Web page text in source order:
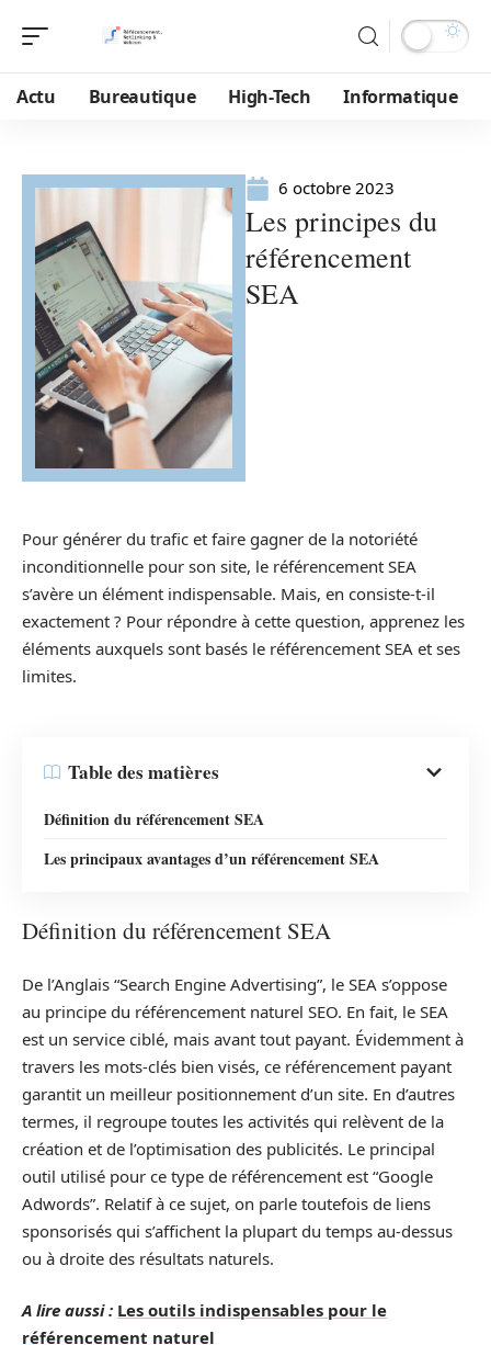
Actu Bureautique High-Tech Informatique
6 octobre 2023
Les principes du
référencement
SEA
Pour générer du trafic et faire gagner de la notoriété
inconditionnelle pour son site, le référencement SEA
s’avère un élément indispensable. Mais, en consiste-t-il
exactement ? Pour répondre à cette question, apprenez les
éléments auxquels sont basés le référencement SEA et ses
limites.
Table des matières
Définition du référencement SEA
Les principaux avantages d’un référencement SEA
Définition du référencement SEA
De l’Anglais “Search Engine Advertising”, le SEA s’oppose
au principe du référencement naturel SEO. En fait, le SEA
est un service ciblé, mais avant tout payant. Évidemment à
travers les mots-clés bien visés, ce référencement payant
garantit un meilleur positionnement d’un site. En d’autres
termes, il regroupe toutes les activités qui relèvent de la
création et de l’optimisation des publicités. Le principal
outil utilisé pour ce type de référencement est “Google
Adwords”. Relatif à ce sujet, on parle toutefois de liens
sponsorisés qui s’affichent la plupart du temps au-dessus
ou à droite des résultats naturels.
A lire aussi : Les outils indispensables pour le
référencement naturel